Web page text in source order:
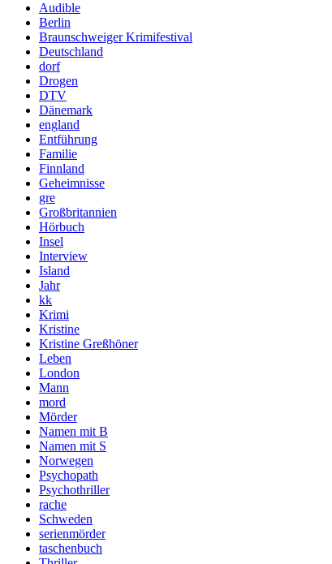
Audible
Berlin
Braunschweiger Krimifestival
Deutschland
dorf
Drogen
DTV
Dänemark
england
Entführung
Familie
Finnland
Geheimnisse
gre
Großbritannien
Hörbuch
Insel
Interview
Island
Jahr
kk
Krimi
Kristine
Kristine Greßhöner
Leben
London
Mann
mord
Mörder
Namen mit B
Namen mit S
Norwegen
Psychopath
Psychothriller
rache
Schweden
serienmörder
taschenbuch